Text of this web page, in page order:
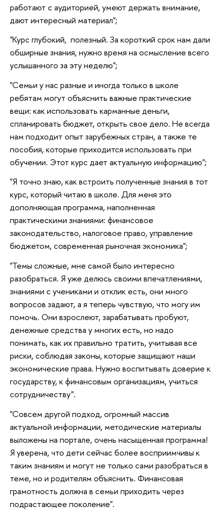
работают с аудиторией, умеют держать внимание,
дают интересный материал";
"Курс глубокий, полезный. За короткий срок нам дали
обширные знания, нужно время на осмысление всего
услышанного за эту неделю";
"Семьи у нас разные и иногда только в школе
ребятам могут объяснить важные практические
вещи: как использовать карманные деньги,
спланировать бюджет, открыть свое дело. Не всегда
нам подходит опыт зарубежных стран, а также те
пособия, которые приходится использовать при
обучении. Этот курс дает актуальную информацию";
"Я точно знаю, как встроить полученные знания в тот
курс, который читаю в школе. Для меня это
дополняющая программа, наполненная
практическими знаниями: финансовое
законодательство, налоговое право, управление
бюджетом, современная рыночная экономика";
"Темы сложные, мне самой было интересно
разобраться. Я уже делюсь своими впечатлениями,
знаниями с учениками и отклик есть, они много
вопросов задают, а я теперь чувствую, что могу им
помочь. Они взрослеют, зарабатывать пробуют,
денежные средства у многих есть, но надо
понимать, как их правильно тратить, учитывая все
риски, соблюдая законы, которые защищают наши
экономические права. Нужно воспитывать доверие к
государству, к финансовым организациям, учиться
сотрудничеству".
"Совсем другой подход, огромный массив
актуальной информации, методические материалы
выложены на портале, очень насыщенная программа!
Я уверена, что дети сейчас более восприимчивы к
таким знаниям и могут не только сами разобраться в
теме, но и родителям объяснить. Финансовая
грамотность должна в семьи приходить через
подрастающее поколение".